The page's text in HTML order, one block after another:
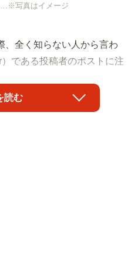
…※写真はイメージ
、全く知らない人から言わ
である投稿者のポストに注
0歳の子を持つ親。高橋さん
読む